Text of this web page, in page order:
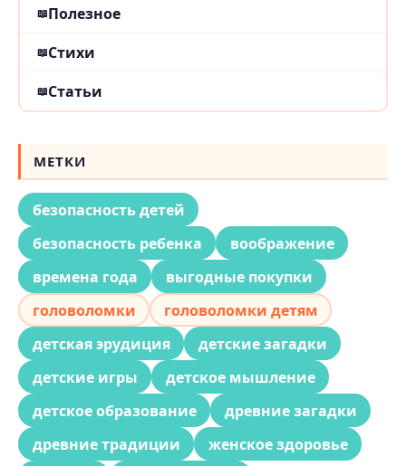
Полезное
Стихи
Статьи
МЕТКИ
безопасность детей
безопасность ребенка
воображение
времена года
выгодные покупки
головоломки
головоломки детям
детская эрудиция
детские загадки
детские игры
детское мышление
детское образование
древние загадки
древние традиции
женское здоровье